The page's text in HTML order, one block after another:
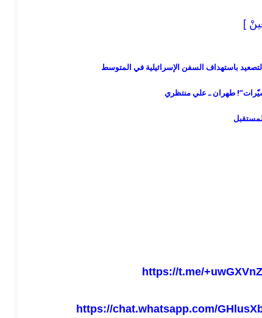
]
باستهداف السفن الإسرائيلية في المتوسط
طهران ـ علي منتظري
https://t.me/
https://chat.whatsapp.com/